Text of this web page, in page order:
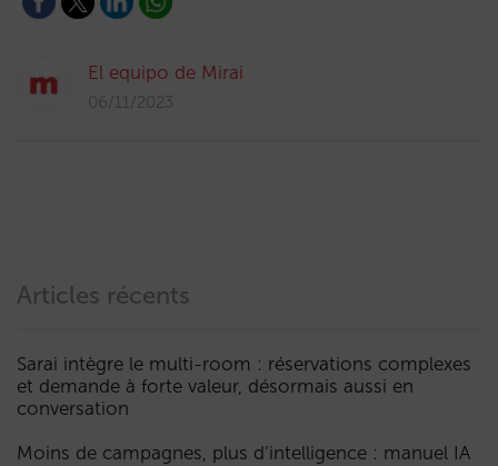
El equipo de Mirai
06/11/2023
Articles récents
Sarai intègre le multi-room : réservations complexes
et demande à forte valeur, désormais aussi en
conversation
Moins de campagnes, plus d’intelligence : manuel IA